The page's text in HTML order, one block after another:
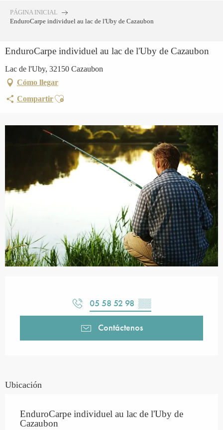
PÁGINA INICIAL
EnduroCarpe individuel au lac de l'Uby de Cazaubon
EnduroCarpe individuel au lac de l'Uby de Cazaubon
Lac de l'Uby, 32150 Cazaubon
Cómo llegar
CompartirAjouter aux favoris
05 58 52 98 ▒▒
Contáctenos
Ubicación
EnduroCarpe individuel au lac de l'Uby de
Cazaubon